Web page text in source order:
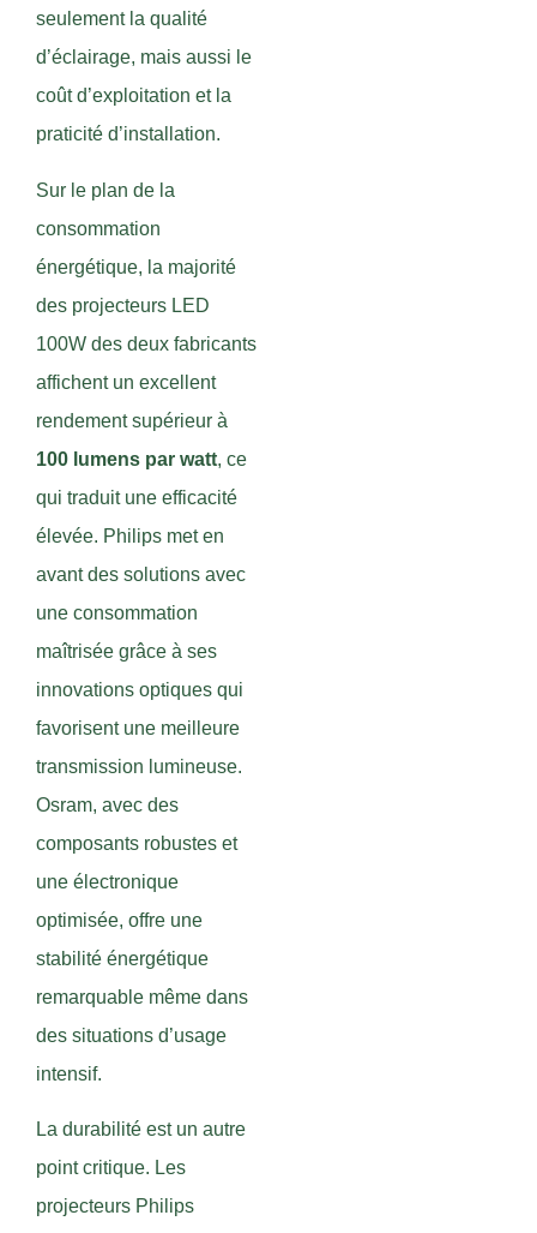
seulement la qualité
d’éclairage, mais aussi le
coût d’exploitation et la
praticité d’installation.
Sur le plan de la
consommation
énergétique, la majorité
des projecteurs LED
100W des deux fabricants
affichent un excellent
rendement supérieur à
100 lumens par watt, ce
qui traduit une efficacité
élevée. Philips met en
avant des solutions avec
une consommation
maîtrisée grâce à ses
innovations optiques qui
favorisent une meilleure
transmission lumineuse.
Osram, avec des
composants robustes et
une électronique
optimisée, offre une
stabilité énergétique
remarquable même dans
des situations d’usage
intensif.
La durabilité est un autre
point critique. Les
projecteurs Philips